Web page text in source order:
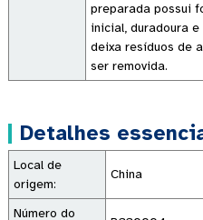
preparada possui
inicial, duradoura
deixa resíduos de
ser removida.
Detalhes
Local de
origem:
China
Número do